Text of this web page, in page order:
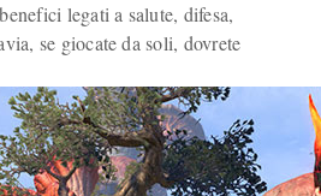
legati a salute, difesa,
se giocate da soli, dovrete